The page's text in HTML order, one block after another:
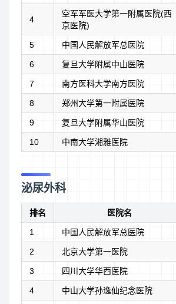
4
空军军医大学第一附属医院(西
京医院)
5 中国人民解放军总医院
6 复旦大学附属中山医院
7 南方医科大学南方医院
8 郑州大学第一附属医院
9 复旦大学附属华山医院
10 中南大学湘雅医院
泌尿外科
排名 医院名
1 中国人民解放军总医院
2 北京大学第一医院
3 四川大学华西医院
4 中山大学孙逸仙纪念医院